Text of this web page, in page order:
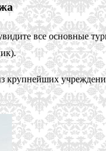
все основные
крупнейших